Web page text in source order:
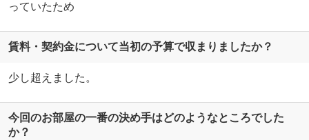
っていたため
賃料・契約金について当初の予算で収まりましたか？
少し超えました。
今回のお部屋の一番の決め手はどのようなところでした
か？